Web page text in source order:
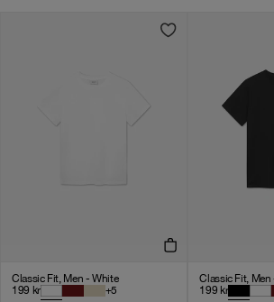
Classic Fit, Men - White
199 kr +5
Classic Fit, Men
199 kr